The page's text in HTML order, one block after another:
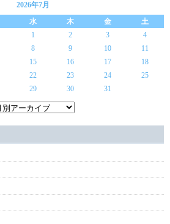
2026年7月
水 木 金
土
1
2 3
4
8 9 10
11
15 16 17
18
22 23 24
25
29 30 31